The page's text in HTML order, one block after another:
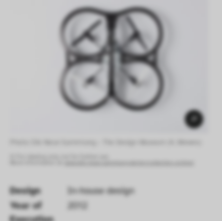
Design
In-house design
Year of
2012